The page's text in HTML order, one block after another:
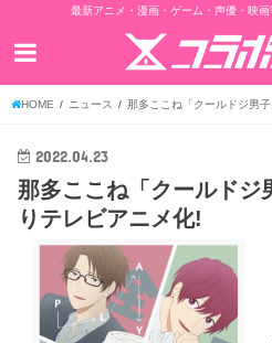
最新アニメ・漫画・ゲーム・声優・映
HOME ニュース 那多ここね「クールドジ男
2022.04.23
那多ここね「クールドジ
りテレビアニメ化!